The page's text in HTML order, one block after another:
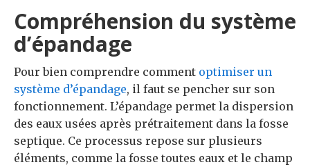
Compréhension du système
d’épandage
Pour bien comprendre comment optimiser un
système d’épandage, il faut se pencher sur son
fonctionnement. L’épandage permet la dispersion
des eaux usées après prétraitement dans la fosse
septique. Ce processus repose sur plusieurs
éléments, comme la fosse toutes eaux et le champ